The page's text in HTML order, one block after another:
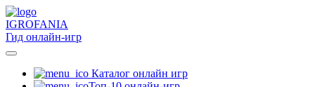
IGROFANIA
Гид онлайн-игр
Каталог онлайн игр